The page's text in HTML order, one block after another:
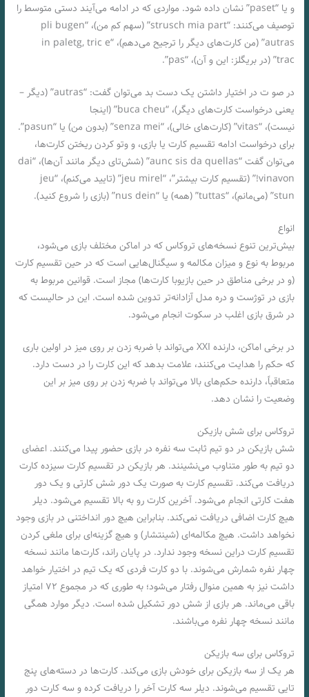
و یا “paset” نشان داده شود. مواردی که در ادامه می‌آیند دستی متوسط را
توصیف می‌کنند: “strusch mia part” (سهم کم من)، “pli bugen
autras” (من کارت‌های دیگر را ترجیح می‌دهم)، “in paletg, tric e
trac” (در بریگلز: این و آن)، “pas”.
در صو ت در اختیار داشتن یک دست بد می‌توان گفت: “autras” (دیگر –
یعنی درخواست کارت‌های دیگر)، “buca cheu” (اینجا
نیست)، “vitas” (کارت‌های خالی)، “senza mei” (بدون من) یا “pasun”.
برای درخواست ادامه تقسيم کارت یا بازی، و وتو کردن ریختن کارت‌ها،
می‌توان گفت “aunc sis da quellas” (شش‌تای دیگر مانند آن‌ها)، “dai
vinavon!” (تقسيم کارت بیشتر”، “jeu mirel” (تایید می‌کنم)، “jeu
stun” (می‌مانم)، “tuttas” (همه) یا “nus dein” (بازی را شروع کنید).
انواع
بیش‌ترین تنوع نسخه‌های تروکاس که در اماکن مختلف بازی می‌شود،
مربوط به نوع و میزان مکالمه و سیگنال‌هایی است که در حین تقسيم کارت
(و در برخی مناطق در حین بازیوبا کارت‌ها) مجاز است. قوانین مربوط به
بازی در توژست و دره مدل آزادانه‌تر تدوین شده است. این در حالیست که
در شرق بازی اغلب در سکوت انجام می‌شود.
در برخی اماکن، دارنده XXI می‌تواند با ضربه زدن بر روی میز در اولین باری
که حکم را هدایت می‌کنند، علامت بدهد که این کارت را در دست دارد.
متعاقباً، دارنده حکم‌های بالا می‌تواند با ضربه زدن بر روی میز بر این
وضعیت را نشان دهد.
تروکاس برای شش بازیکن
شش بازیکن در دو تیم ثابت سه نفره در بازی حضور پیدا می‌کنند. اعضای
دو تیم به طور متناوب می‌نشینند. هر بازیکن در تقسيم کارت سیزده کارت
دریافت می‌کند. تقسیم کارت به صورت یک دور شش کارتی و یک دور
هفت کارتی انجام می‌شود. آخرین کارت رو به بالا تقسیم می‌شود. دیلر
هیچ کارت اضافی دریافت نمی‌کند. بنابراین هیچ دور انداختنی در بازی وجود
نخواهد داشت. هیچ مکالمه‌ای (شینتشار) و هیچ گزینه‌ای برای ملغی کردن
تقسيم کارت دراین نسخه وجود ندارد. در پایان راند، کارت‌ها مانند نسخه
چهار نفره شمارش می‌شوند. با دو کارت فردی که یک تیم در اختیار خواهد
داشت نیز به همین منوال رفتار می‌شود؛ به طوری که در مجموع ۷۲ امتیاز
باقی می‌ماند. هر بازی از شش دور تشکیل شده است. دیگر موارد همگی
مانند نسخه چهار نفره می‌باشند.
تروکاس برای سه بازیکن
هر یک از سه بازیکن برای خودش بازی می‌کند. کارت‌ها در دسته‌های پنج
تایی تقسیم می‌شوند. دیلر سه کارت آخر را دریافت کرده و سه کارت دور